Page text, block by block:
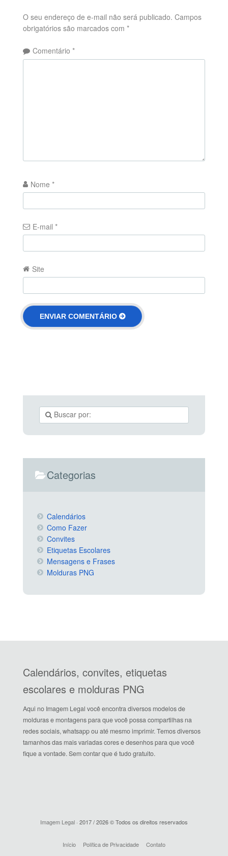
O seu endereço de e-mail não será publicado. Campos
obrigatórios são marcados com *
Comentário *
Nome *
E-mail *
Site
Categorias
Calendários
Como Fazer
Convites
Etiquetas Escolares
Mensagens e Frases
Molduras PNG
Calendários, convites, etiquetas
escolares e molduras PNG
Aqui no Imagem Legal você encontra diversos modelos de
molduras e montagens para que você possa compartilhas na
redes sociais, whatsapp ou até mesmo imprimir. Temos diversos
tamanhos das mais variadas cores e desenhos para que você
fique a vontade. Sem contar que é tudo gratuito.
Imagem Legal · 2017 / 2026 © Todos os direitos reservados
Início Política de Privacidade Contato